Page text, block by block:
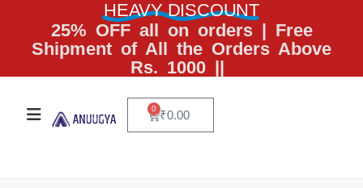
HEAVY DISCOUNT
25% OFF all on orders | Free
Shipment of All the Orders Above
Rs. 1000 ||
₹0.00
0